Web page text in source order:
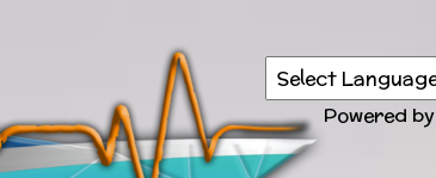
Powered by